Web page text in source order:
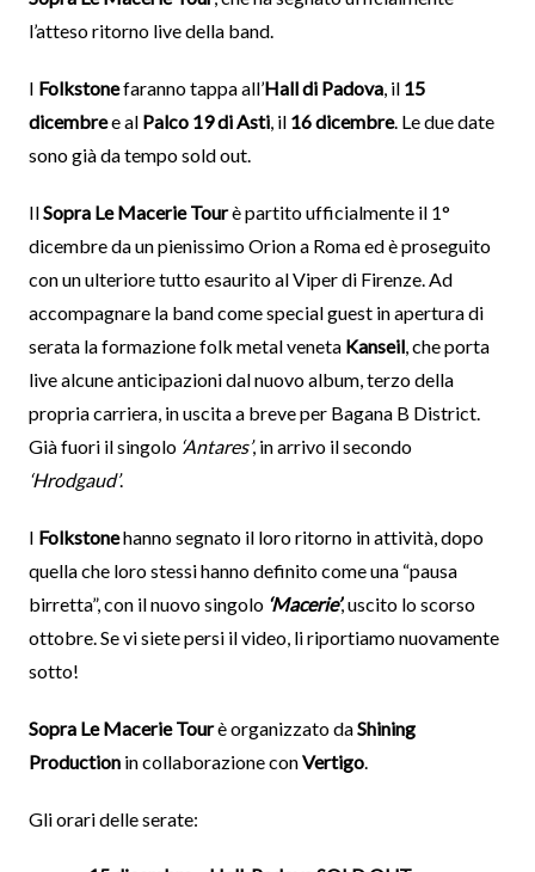
l’atteso ritorno live della band.
I Folkstonefaranno tappa all’Hall di Padova, il 15
dicembree al Palco 19 di Asti, il 16 dicembre. Le due date
sono già da tempo sold out.
IlSopra Le Macerie Tourè partito ufficialmente il 1°
dicembre da un pienissimo Orion a Roma ed è proseguito
con un ulteriore tutto esaurito al Viper di Firenze. Ad
accompagnare la band come special guest in apertura di
serata la formazione folk metal veneta Kanseil, che porta
live alcune anticipazioni dal nuovo album, terzo della
propria carriera, in uscita a breve per Bagana B District.
Già fuori il singolo ‘Antares’, in arrivo il secondo
‘Hrodgaud’.
I Folkstonehanno segnato il loro ritorno in attività, dopo
quella che loro stessi hanno definito come una “pausa
birretta”, con il nuovo singolo ‘Macerie’, uscito lo scorso
ottobre. Se vi siete persi il video, li riportiamo nuovamente
sotto!
Sopra Le Macerie Tourè organizzato daShining
Productionin collaborazione conVertigo.
Gli orari delle serate: